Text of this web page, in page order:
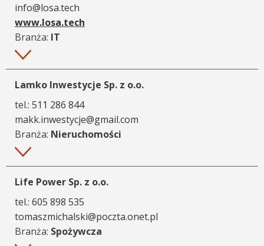
info@losa.tech
www.losa.tech
Branża: IT
Więcej
Lamko Inwestycje Sp. z o.o.
tel.: 511 286 844
makk.inwestycje@gmail.com
Branża: Nieruchomości
Więcej
Life Power Sp. z o.o.
tel.: 605 898 535
tomaszmichalski@poczta.onet.pl
Branża: Spożywcza